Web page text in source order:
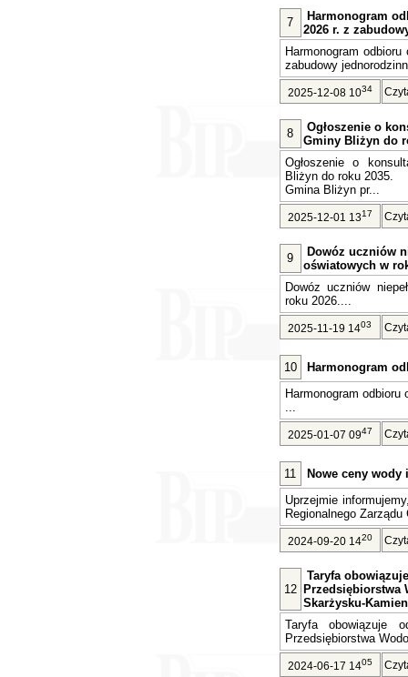
7
Harmonogram
2026 r. z
Harmonogram
zabudowy
2025-12-08 1034
8
Ogłoszenie o
Gminy Bliżyn do
Ogłoszenie o
Bliżyn do roku 2035.
Gmina Bliżyn pr...
2025-12-01 1317
9
Dowóz uczniów
oświatowych w
Dowóz uczniów
roku 2026....
2025-11-19 1403
10
Harmonogram
Harmonogram odbioru
...
2025-01-07 0947
11
Nowe ceny wody
Uprzejmie
Regionalnego
2024-09-20 1420
12
Taryfa
Przedsiębiorstwa
Skarżysku-
Taryfa obowiązuje
Przedsiębiorstwa
2024-06-17 1405